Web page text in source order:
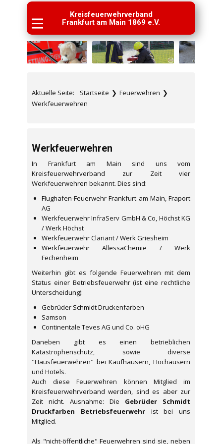
Kreisfeuerwehrverband
Frankfurt am Main 1869 e.V.
Aktuelle Seite: Startseite ❯ Feuerwehren ❯
Werkfeuerwehren
Werkfeuerwehren
In Frankfurt am Main sind uns vom
Kreisfeuerwehrverband zur Zeit vier
Werkfeuerwehren bekannt. Dies sind:
Flughafen-Feuerwehr Frankfurt am Main, Fraport
AG
Werkfeuerwehr InfraServ GmbH & Co, Höchst KG
/ Werk Höchst
Werkfeuerwehr Clariant / Werk Griesheim
Werkfeuerwehr AllessaChemie / Werk
Fechenheim
Weiterhin gibt es folgende Feuerwehren mit dem
Status einer Betriebsfeuerwehr (ist eine rechtliche
Unterscheidung):
Gebrüder Schmidt Druckenfarben
Samson
Continentale Teves AG und Co. oHG
Daneben gibt es einen betrieblichen
Katastrophenschutz, sowie diverse
"Hausfeuerwehren" bei Kaufhäusern, Hochäusern
und Hotels.
Auch diese Feuerwehren können Mitglied im
Kreisfeuerwehrverband werden, sind es aber zur
Zeit nicht. Ausnahme: Die Gebrüder Schmidt
Druckfarben Betriebsfeuerwehrist bei uns
Mitglied.
Als "nicht-öffentliche" Feuerwehren sind sie, neben